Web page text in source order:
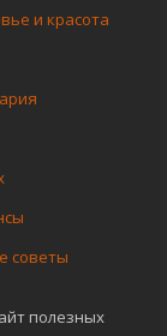
полезных
и красота
советы